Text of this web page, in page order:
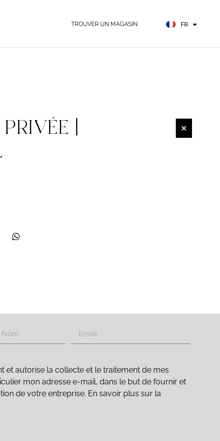
TROUVER UN MAGASIN FR
DE
|
et autorise la collecte et le traitement de mes
mon adresse e-mail, dans le but de fournir et
de votre entreprise. En savoir plus sur la